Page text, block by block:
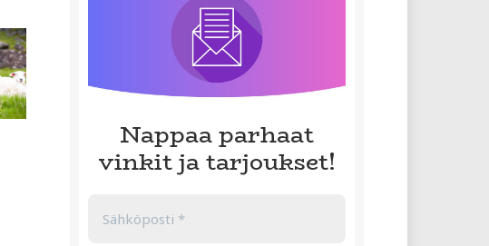
Nappaa parhaat
vinkit ja tarjoukset!